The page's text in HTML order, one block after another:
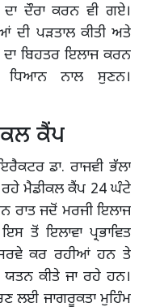
ਦੌਰਾ ਕਰਨ ਵੀ ਗਏ।
ਦੀ ਪੜਤਾਲ ਕੀਤੀ ਅਤੇ
ਦਾ ਬਿਹਤਰ ਇਲਾਜ ਕਰਨ
ਨਾਲ ਸੁਣਨ।
ਕੈਂਪ
ਡਾ. ਰਾਜਵੀ ਭੱਲਾ
ਰਹੇ ਮੈਡੀਕਲ ਕੈਂਪ 24 ਘੰਟੇ
ਰਾਤ ਜਦੋਂ ਮਰਜੀ ਇਲਾਜ
ਤੋਂ ਇਲਾਵਾ ਪ੍ਰਭਾਵਿਤ
ਸਰਵੇ ਕਰ ਰਹੀਆਂ ਹਨ ਤੇ
ਕੀਤੇ ਜਾ ਰਹੇ ਹਨ।
ਲਈ ਜਾਗਰੂਕਤਾ ਮੁਹਿੰਮ